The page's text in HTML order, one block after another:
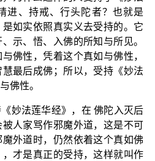
进、持戒、行头陀者？也就是
如实依照真实义去受持的。它
示、悟、入佛的所知与所见。
佛性，凭着这个真如与佛性，
最后成佛；所以，受持《妙法
佛性。
妙法莲华经》，在 佛陀入灭后
人家骂作邪魔外道，这是不可
外道时，仍然依着这个真如佛
才是真正的受持，这样就叫作